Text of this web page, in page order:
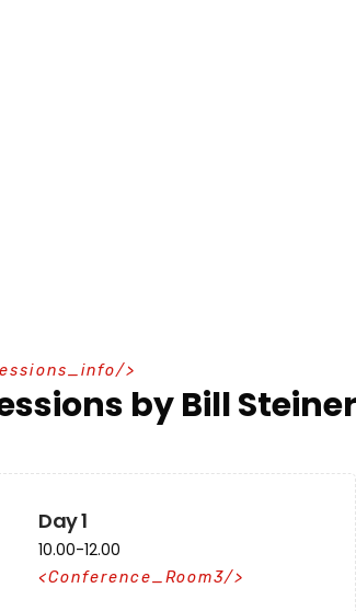
essions_info
by Bill Steiner
Day 1
10.00-12.00
Conference_Room3